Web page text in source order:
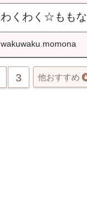
わくわく☆ももな
wakuwaku.momona
3 他おすすめ